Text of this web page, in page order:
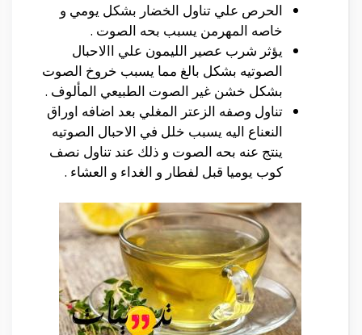
الحرص علي تناول الخضار بشكل يومي و
خاصه المهرمن يسبب بحه الصوت .
يؤثر شرب عصير الليمون علي االاحبال
الصوتيه بشكل بالغ مما يسبب خروخ الصوت
بشكل خشن غير الصوت الطبيعي المألوف .
تناول وصفه الزعتر المغلي بعد اضافه اوراق
النعناع اليه يسبب خلل في الاحبال الصوتيه
ينتج عنه بحه الصوت و ذلك عند تناول نصف
كوب يوميا قبل لفطار و الغداء و العشاء .